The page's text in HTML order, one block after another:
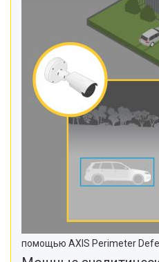
помощью AXIS Perimeter